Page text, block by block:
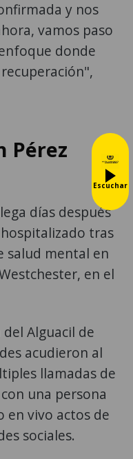
y nos
vamos paso
donde
Pérez
días después
tras
salud mental en
en el
Alguacil de
acudieron al
llamadas de
una persona
en vivo actos de
sociales.
Escuchar